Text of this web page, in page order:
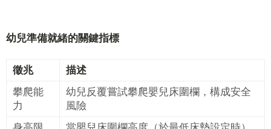
幼兒準備就緒的關鍵指標
徵兆
描述
攀爬能
力
幼兒反覆嘗試攀爬嬰兒床圍欄，構成安全
風險